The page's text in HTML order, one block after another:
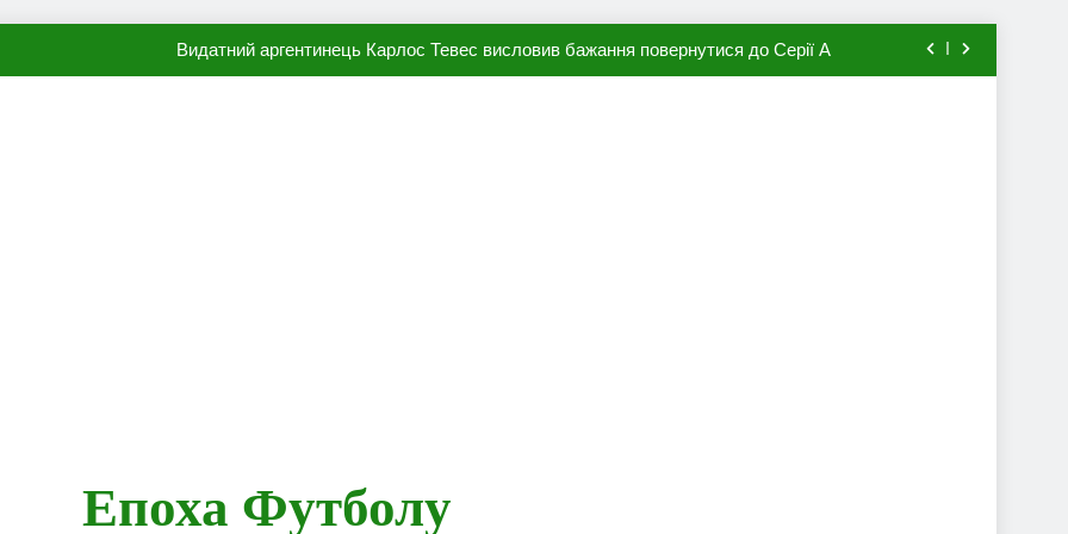
Видатний аргентинець Карлос Тевес висловив бажання повернутися до Серії А
Епоха Футболу